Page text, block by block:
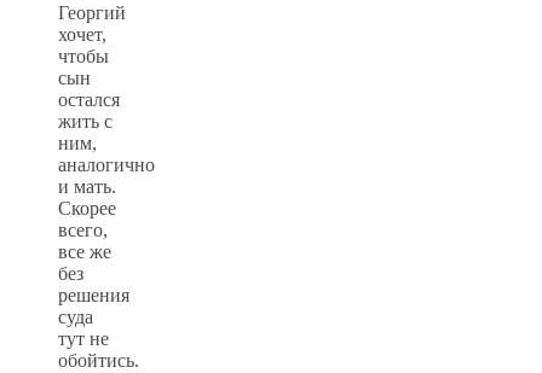
Георгий
хочет,
чтобы
сын
остался
жить с
ним,
аналогично
и мать.
Скорее
всего,
все же
без
решения
суда
тут не
обойтись.